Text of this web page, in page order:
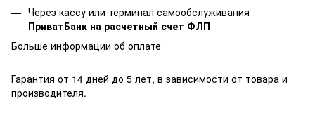
Через кассу или терминал самообслуживания
ПриватБанк на расчетный счет ФЛП
Больше информации об оплате
Гарантия от 14 дней до 5 лет, в зависимости от товара и
производителя.